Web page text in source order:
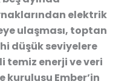
elektrik
ulaşması, toptan
düşük seviyelere
temiz enerji ve veri
kuruluşu Ember’in